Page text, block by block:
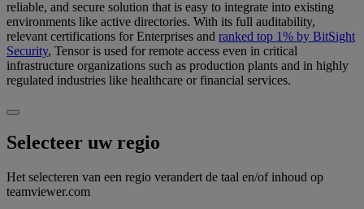
reliable, and secure solution that is easy to integrate into existing
environments like active directories. With its full auditability,
relevant certifications for Enterprises and ranked top 1% by BitSight
Security, Tensor is used for remote access even in critical
infrastructure organizations such as production plants and in highly
regulated industries like healthcare or financial services.
Selecteer uw regio
Het selecteren van een regio verandert de taal en/of inhoud op
teamviewer.com